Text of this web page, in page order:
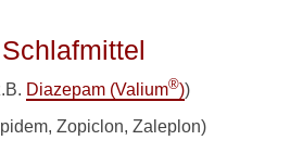
Diazepam (Valium®))
Zopiclon, Zaleplon)